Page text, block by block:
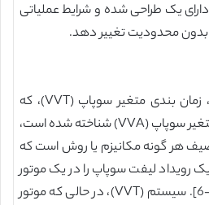
یک طراحی شده و شرایط عملیاتی
بدون محدودیت تغییر دهد.
در موتورهای احتراق داخلی، زمان بندی متغیر سوپاپ (VVT)، که
همچنین به عنوان تحریک متغیر سوپاپ (VVA) شناخته شده است،
هر گونه مکانیزم یا روش است که
رویداد لیفت سوپاپ را در یک موتور
احتراق داخلی تغییر دهد [1-6]. سیستم (VVT)، در حالی که موتور